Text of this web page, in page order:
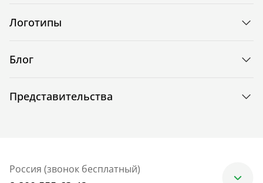
Логотипы
Блог
Представительства
Россия (звонок бесплатный)